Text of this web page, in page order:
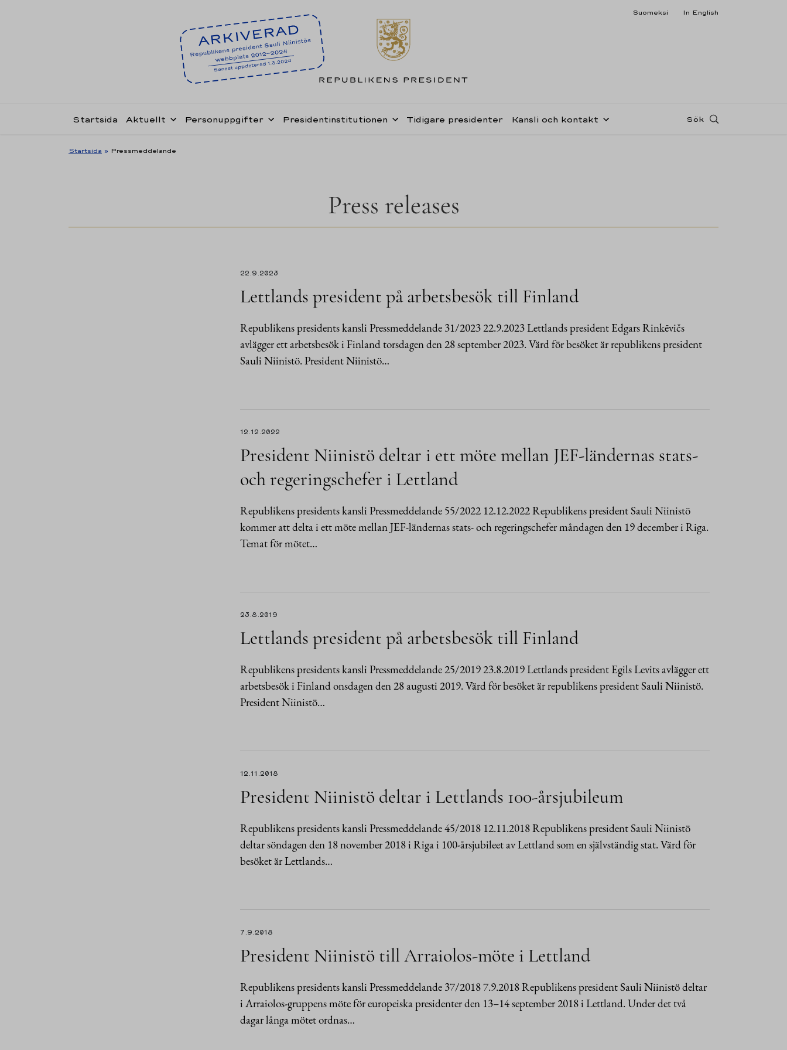
Suomeksi In English
Startsida Aktuellt Personuppgifter Presidentinstitutionen Tidigare presidenter Kansli och kontakt Sök
Startsida » Pressmeddelande
Press releases
22.9.2023
Lettlands president på arbetsbesök till Finland
Republikens presidents kansli Pressmeddelande 31/2023 22.9.2023 Lettlands president Edgars Rinkēvičs
avlägger ett arbetsbesök i Finland torsdagen den 28 september 2023. Värd för besöket är republikens president
Sauli Niinistö. President Niinistö…
12.12.2022
President Niinistö deltar i ett möte mellan JEF-ländernas stats-
och regeringschefer i Lettland
Republikens presidents kansli Pressmeddelande 55/2022 12.12.2022 Republikens president Sauli Niinistö
kommer att delta i ett möte mellan JEF-ländernas stats- och regeringschefer måndagen den 19 december i Riga.
Temat för mötet…
23.8.2019
Lettlands president på arbetsbesök till Finland
Republikens presidents kansli Pressmeddelande 25/2019 23.8.2019 Lettlands president Egils Levits avlägger ett
arbetsbesök i Finland onsdagen den 28 augusti 2019. Värd för besöket är republikens president Sauli Niinistö.
President Niinistö…
12.11.2018
President Niinistö deltar i Lettlands 100-årsjubileum
Republikens presidents kansli Pressmeddelande 45/2018 12.11.2018 Republikens president Sauli Niinistö
deltar söndagen den 18 november 2018 i Riga i 100-årsjubileet av Lettland som en självständig stat. Värd för
besöket är Lettlands…
7.9.2018
President Niinistö till Arraiolos-möte i Lettland
Republikens presidents kansli Pressmeddelande 37/2018 7.9.2018 Republikens president Sauli Niinistö deltar
i Arraiolos-gruppens möte för europeiska presidenter den 13–14 september 2018 i Lettland. Under det två
dagar långa mötet ordnas…